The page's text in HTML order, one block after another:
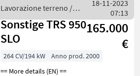
120mm La
Lavorazione terreno /
Ditch Witch
18-11-2023
07:13
Sonstige TRS 950
SLO
165.000
€
264 CV/194 kW
Anno prod. 2000
== More details (EN) ==